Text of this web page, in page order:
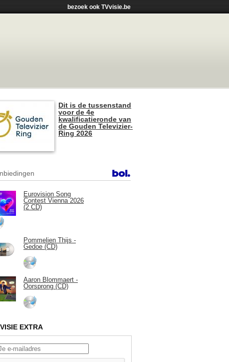
bezoek ook TVvisie.be
Dit is de tussenstand
voor de 4e
kwalificatieronde van
de Gouden Televizier-
Ring 2026
Eurovision Song
Contest Vienna 2026
(2 CD)
Pommelien Thijs -
Gedoe (CD)
Aaron Blommaert -
Oorsprong (CD)
EXTRA